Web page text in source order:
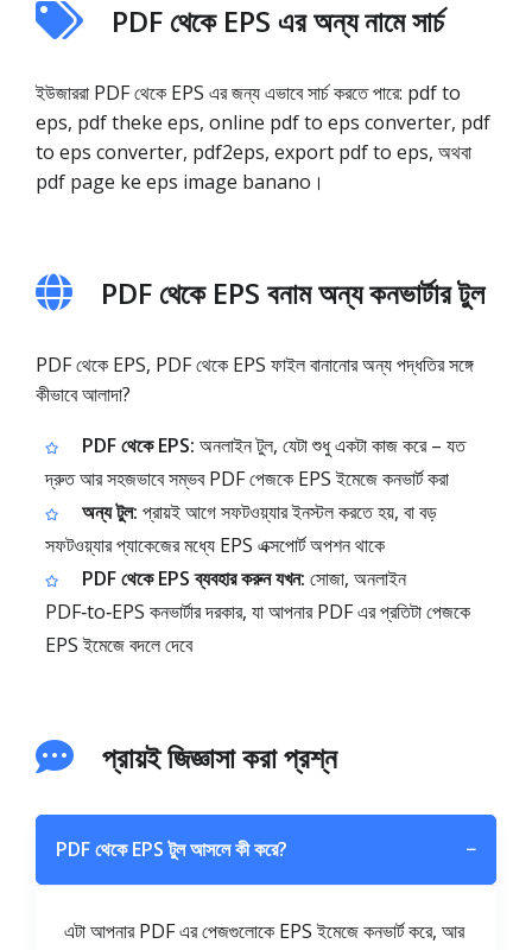
PDF থেকে EPS এর অন্য নামে সার্চ
ইউজাররা PDF থেকে EPS এর জন্য এভাবে সার্চ করতে পারে: pdf to
eps, pdf theke eps, online pdf to eps converter, pdf
to eps converter, pdf2eps, export pdf to eps, অথবা
pdf page ke eps image banano।
PDF থেকে EPS বনাম অন্য কনভার্টার টুল
PDF থেকে EPS, PDF থেকে EPS ফাইল বানানোর অন্য পদ্ধতির সঙ্গে
কীভাবে আলাদা?
PDF থেকে EPS: অনলাইন টুল, যেটা শুধু একটা কাজ করে – যত
দ্রুত আর সহজভাবে সম্ভব PDF পেজকে EPS ইমেজে কনভার্ট করা
অন্য টুল: প্রায়ই আগে সফটওয়্যার ইনস্টল করতে হয়, বা বড়
সফটওয়্যার প্যাকেজের মধ্যে EPS এক্সপোর্ট অপশন থাকে
PDF থেকে EPS ব্যবহার করুন যখন: সোজা, অনলাইন
PDF‑to‑EPS কনভার্টার দরকার, যা আপনার PDF এর প্রতিটা পেজকে
EPS ইমেজে বদলে দেবে
প্রায়ই জিজ্ঞাসা করা প্রশ্ন
PDF থেকে EPS টুল আসলে কী করে? −
এটা আপনার PDF এর পেজগুলোকে EPS ইমেজে কনভার্ট করে, আর